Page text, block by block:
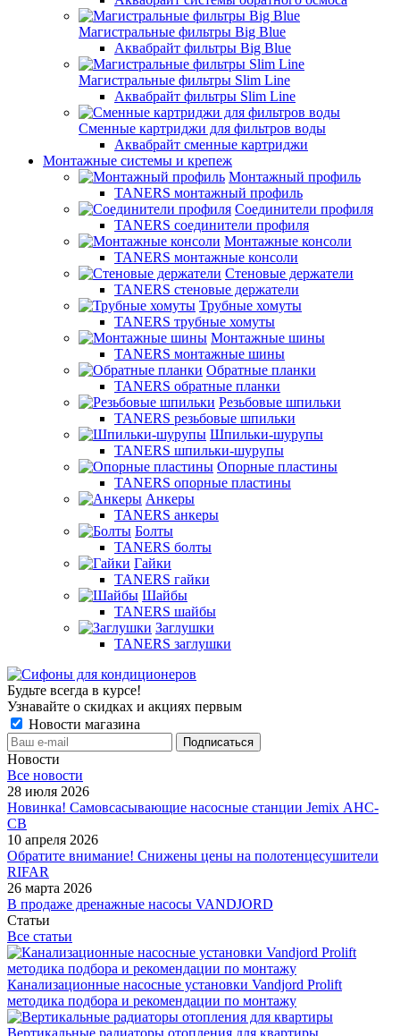
Магистральные фильтры Big Blue
Аквабрайт фильтры Big Blue
Магистральные фильтры Slim Line
Аквабрайт фильтры Slim Line
Сменные картриджи для фильтров воды
Аквабрайт сменные картриджи
Монтажные системы и крепеж
Монтажный профиль
TANERS монтажный профиль
Соединители профиля
TANERS соединители профиля
Монтажные консоли
TANERS монтажные консоли
Стеновые держатели
TANERS стеновые держатели
Трубные хомуты
TANERS трубные хомуты
Монтажные шины
TANERS монтажные шины
Обратные планки
TANERS обратные планки
Резьбовые шпильки
TANERS резьбовые шпильки
Шпильки-шурупы
TANERS шпильки-шурупы
Опорные пластины
TANERS опорные пластины
Анкеры
TANERS анкеры
Болты
TANERS болты
Гайки
TANERS гайки
Шайбы
TANERS шайбы
Заглушки
TANERS заглушки
Будьте всегда в курсе!
Узнавайте о скидках и акциях первым
Новости магазина
Новости
Все новости
28 июля 2026
Новинка! Самовсасывающие насосные станции Jemix АНС-
СВ
10 апреля 2026
Обратите внимание! Снижены цены на полотенцесушители
RIFAR
26 марта 2026
В продаже дренажные насосы VANDJORD
Статьи
Все статьи
Канализационные насосные установки Vandjord Prolift
методика подбора и рекомендации по монтажу
Вертикальные радиаторы отопления для квартиры